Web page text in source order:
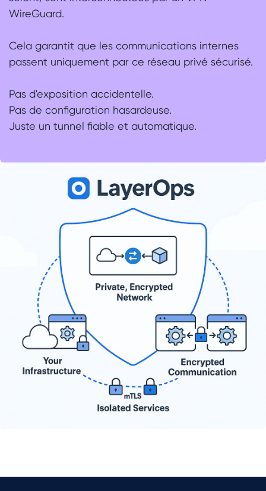
WireGuard.
Cela garantit que les communications internes
passent uniquement par ce réseau privé sécurisé.
Pas d'exposition accidentelle.
Pas de configuration hasardeuse.
Juste un tunnel fiable et automatique.